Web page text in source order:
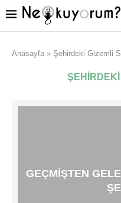
Anasayfa » Şehirdeki Gizemli
GEÇMIŞTEN